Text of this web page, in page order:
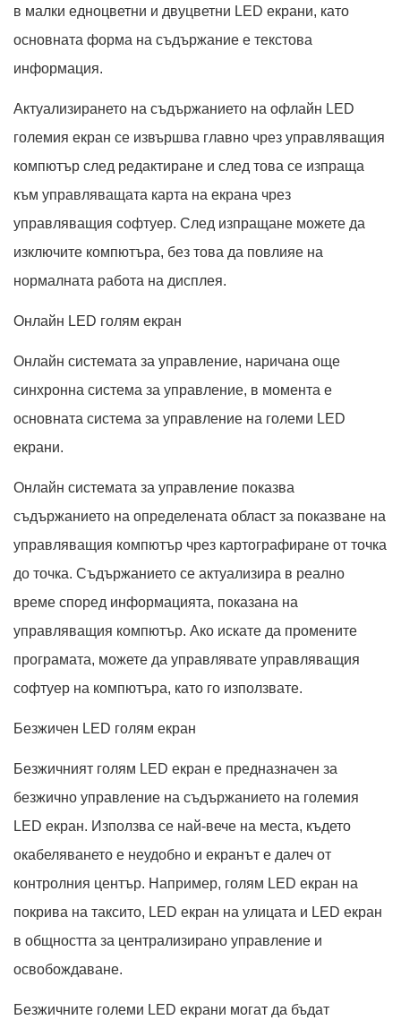
в малки едноцветни и двуцветни LED екрани, като
основната форма на съдържание е текстова
информация.
Актуализирането на съдържанието на офлайн LED
големия екран се извършва главно чрез управляващия
компютър след редактиране и след това се изпраща
към управляващата карта на екрана чрез
управляващия софтуер. След изпращане можете да
изключите компютъра, без това да повлияе на
нормалната работа на дисплея.
Онлайн LED голям екран
Онлайн системата за управление, наричана още
синхронна система за управление, в момента е
основната система за управление на големи LED
екрани.
Онлайн системата за управление показва
съдържанието на определената област за показване на
управляващия компютър чрез картографиране от точка
до точка. Съдържанието се актуализира в реално
време според информацията, показана на
управляващия компютър. Ако искате да промените
програмата, можете да управлявате управляващия
софтуер на компютъра, като го използвате.
Безжичен LED голям екран
Безжичният голям LED екран е предназначен за
безжично управление на съдържанието на големия
LED екран. Използва се най-вече на места, където
окабеляването е неудобно и екранът е далеч от
контролния център. Например, голям LED екран на
покрива на таксито, LED екран на улицата и LED екран
в общността за централизирано управление и
освобождаване.
Безжичните големи LED екрани могат да бъдат